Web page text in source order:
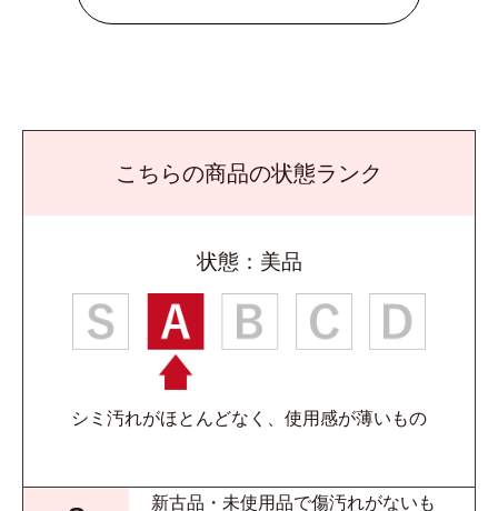
こちらの商品の状態ランク
状態：美品
シミ汚れがほとんどなく、使用感が薄いもの
新古品・未使用品で傷汚れがないも